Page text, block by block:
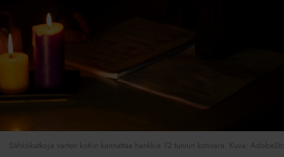
Sähkökatkoja varten kotiin kannattaa hankkia 72 tunnin kotivara. Kuva: